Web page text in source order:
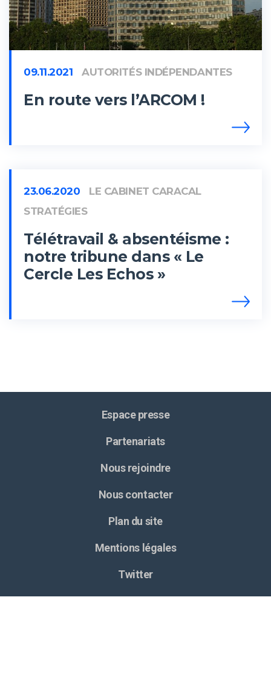
09.11.2021 AUTORITÉS INDÉPENDANTES
En route vers l’ARCOM !
23.06.2020
LE CABINET CARACAL
STRATÉGIES
Télétravail & absentéisme :
notre tribune dans « Le
Cercle Les Echos »
Espace presse
Partenariats
Nous rejoindre
Nous contacter
Plan du site
Mentions légales
Twitter